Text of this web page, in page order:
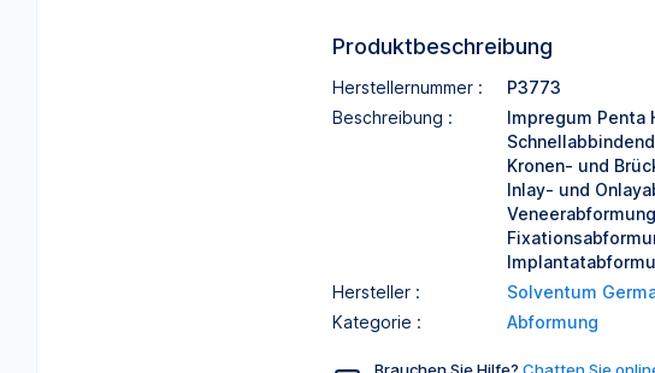
Produktbeschreibung
Herstellernummer :
P3773
Beschreibung :
Impregum Penta
Kronen- und
Inlay- und
Hersteller :
Solventum
Kategorie :
Abformung